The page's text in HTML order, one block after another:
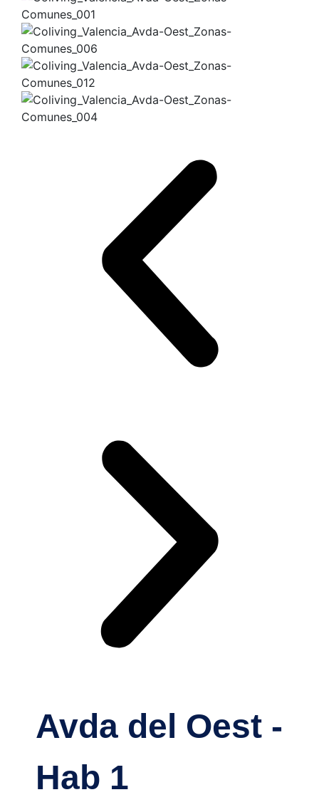
Avda del Oest -
Hab 1